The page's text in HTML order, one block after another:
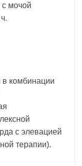
с мочой
в комбинации
с элевацией
терапии).